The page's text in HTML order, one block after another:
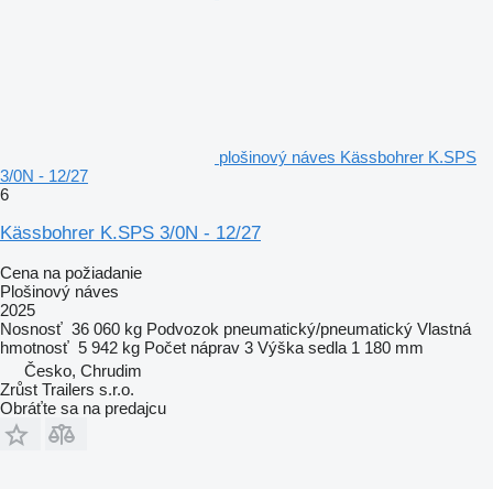
plošinový náves Kässbohrer K.SPS
3/0N - 12/27
6
Kässbohrer K.SPS 3/0N - 12/27
Cena na požiadanie
Plošinový náves
2025
Nosnosť 36 060 kg Podvozok pneumatický/pneumatický Vlastná
hmotnosť 5 942 kg Počet náprav 3 Výška sedla 1 180 mm
Česko, Chrudim
Zrůst Trailers s.r.o.
Obráťte sa na predajcu